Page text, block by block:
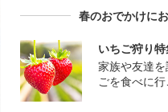
春のおでかけに
いちご狩り
家族や友達
ごを食べに行